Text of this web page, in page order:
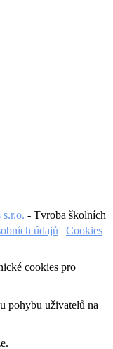
- Tvroba školních
údajů | Cookies
cookies pro
pohybu uživatelů na